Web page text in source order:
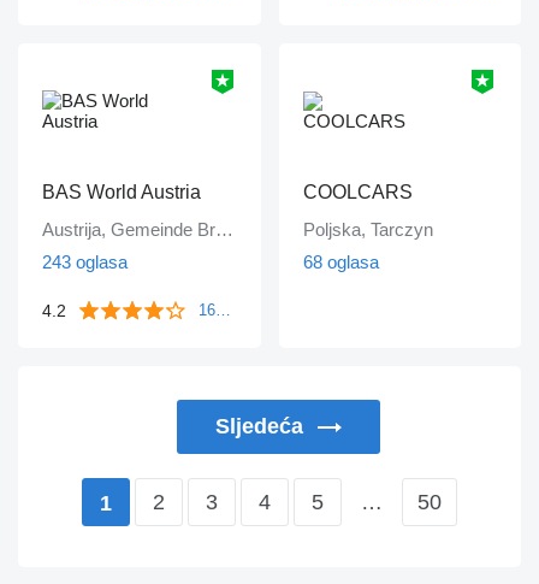
BAS World Austria
Austrija, Gemeinde Bruck an der Leitha
243 oglasa
4.2 1643 komentara
COOLCARS
Poljska, Tarczyn
68 oglasa
Sljedeća
1 2 3 4 5 … 50